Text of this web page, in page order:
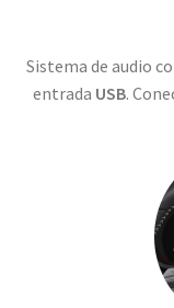
Sistema de audio
entrada USB.